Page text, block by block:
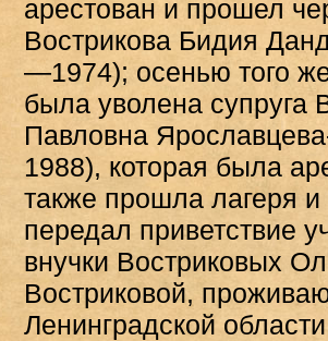
арестован и прошел
Вострикова Бидия
—1974); осенью того
была уволена супруга
Павловна
1988), которая была
также прошла лагеря
передал приветствие
внучки Востриковых
Востриковой,
Ленинградской